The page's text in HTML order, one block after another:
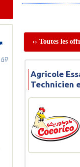
›› Toutes les
Agricole
Technicien